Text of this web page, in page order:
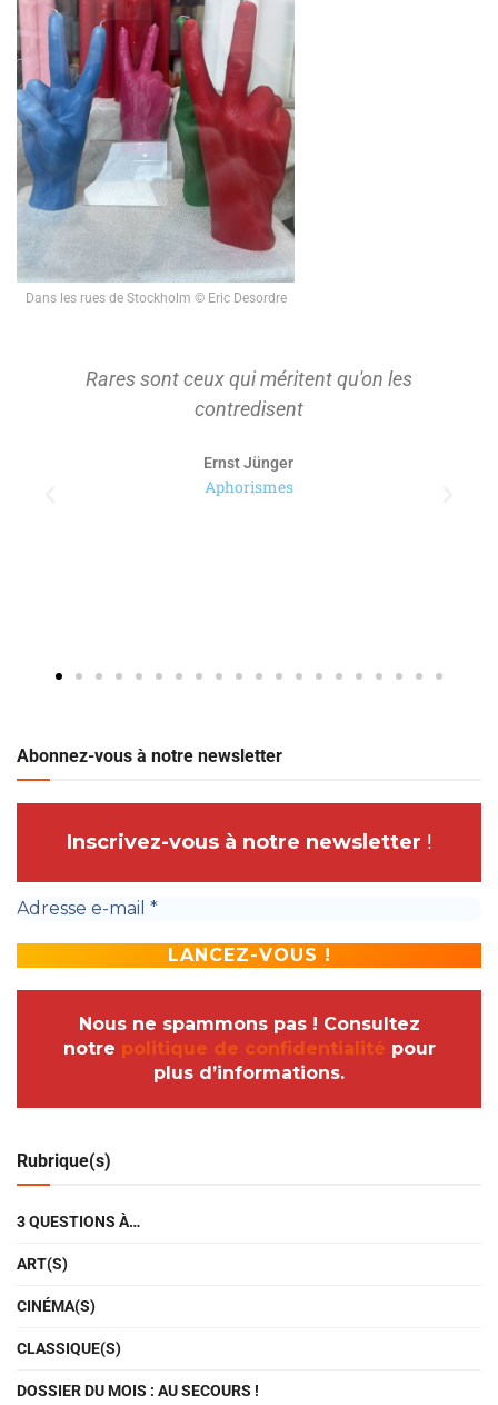
Dans les rues de Stockholm © Eric Desordre
Rares sont ceux qui méritent qu'on les
contredisent
Ernst Jünger
Aphorismes
Abonnez-vous à notre newsletter
Inscrivez-vous à notre newsletter !
Nous ne spammons pas ! Consultez
notre politique de confidentialité pour
plus d’informations.
Rubrique(s)
3 QUESTIONS À…
ART(S)
CINÉMA(S)
CLASSIQUE(S)
DOSSIER DU MOIS : AU SECOURS !